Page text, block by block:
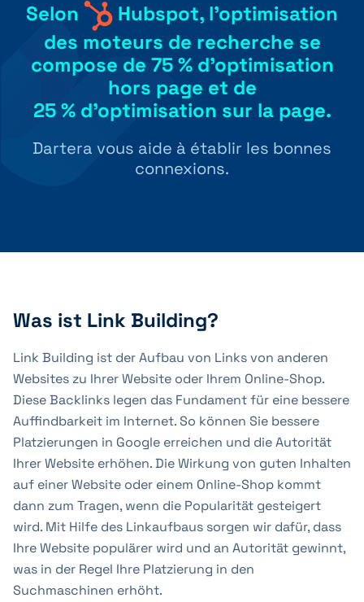
Selon
Hubspot, l’optimisation
des moteurs de recherche se
compose de 75 % d’optimisation
hors page et de
25 % d’optimisation sur la page.
Dartera vous aide à établir les bonnes
connexions.
Was ist Link Building?
Link Building ist der Aufbau von Links von anderen
Websites zu Ihrer Website oder Ihrem Online-Shop.
Diese Backlinks legen das Fundament für eine bessere
Auffindbarkeit im Internet. So können Sie bessere
Platzierungen in Google erreichen und die Autorität
Ihrer Website erhöhen. Die Wirkung von guten Inhalten
auf einer Website oder einem Online-Shop kommt
dann zum Tragen, wenn die Popularität gesteigert
wird. Mit Hilfe des Linkaufbaus sorgen wir dafür, dass
Ihre Website populärer wird und an Autorität gewinnt,
was in der Regel Ihre Platzierung in den
Suchmaschinen erhöht.